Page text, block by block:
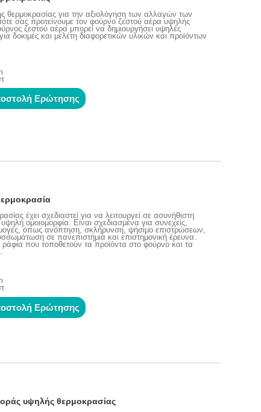
θερμοκρασίας για την αξιολόγηση των αλλαγών των
σας προτείνουμε τον φούρνο ζεστού αέρα υψηλής
ζεστού αέρα μπορεί να δημιουργήσει υψηλές
δοκιμές και μελέτη διαφορετικών υλικών και προϊόντων
Ερώτησης
έχει σχεδιαστεί για να λειτουργεί σε ασυνήθιστη
ομοιομορφία. Είναι σχεδιασμένα για συνεχείς,
όπως ανόπτηση, σκλήρυνση, ψήσιμο επιστρώσεων,
σε πανεπιστήμια και επιστημονική έρευνα.
ράφια που τοποθετούν τα προϊόντα στο φούρνο και τα
Ερώτησης
υψηλής θερμοκρασίας